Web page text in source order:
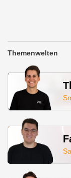
Themenwelten